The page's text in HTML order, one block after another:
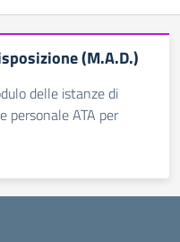
(M.A.D.)
delle istanze di
personale ATA per